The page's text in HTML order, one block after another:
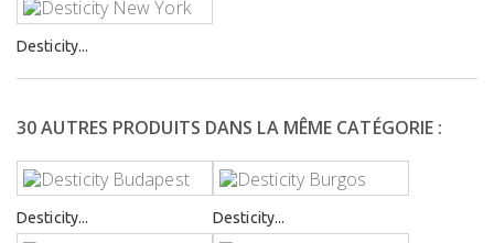
Desticity...
30 AUTRES PRODUITS DANS LA MÊME CATÉGORIE :
Desticity... Desticity...